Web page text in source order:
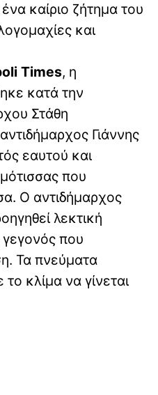
καίριο ζήτημα του
και
Times, η
κατά την
Στάθη
Γιάννης
εαυτού και
που
Ο αντιδήμαρχος
λεκτική
που
Τα πνεύματα
κλίμα να γίνεται